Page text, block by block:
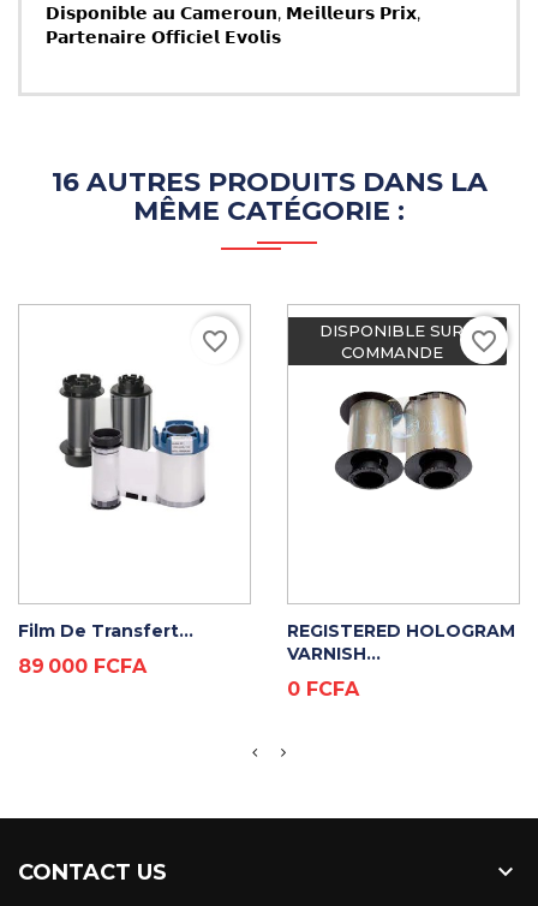
𝗗𝗶𝘀𝗽𝗼𝗻𝗶𝗯𝗹𝗲 𝗮𝘂 𝗖𝗮𝗺𝗲𝗿𝗼𝘂𝗻, 𝗠𝗲𝗶𝗹𝗹𝗲𝘂𝗿𝘀 𝗣𝗿𝗶𝘅,
𝗣𝗮𝗿𝘁𝗲𝗻𝗮𝗶𝗿𝗲 𝗢𝗳𝗳𝗶𝗰𝗶𝗲𝗹 𝗘𝘃𝗼𝗹𝗶𝘀
16 AUTRES PRODUITS DANS LA
MÊME CATÉGORIE :
ADD TO CART
Film De Transfert...
Prix
89 000 FCFA
favorite_border
DISPONIBLE SUR
COMMANDE
ADD TO CART
REGISTERED HOLOGRAM
VARNISH...
Prix
0 FCFA
favorite_border
CONTACT US 